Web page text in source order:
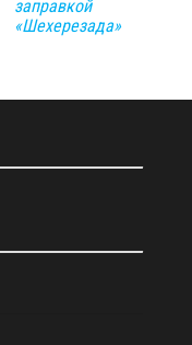
заправкой
«Шехерезада»